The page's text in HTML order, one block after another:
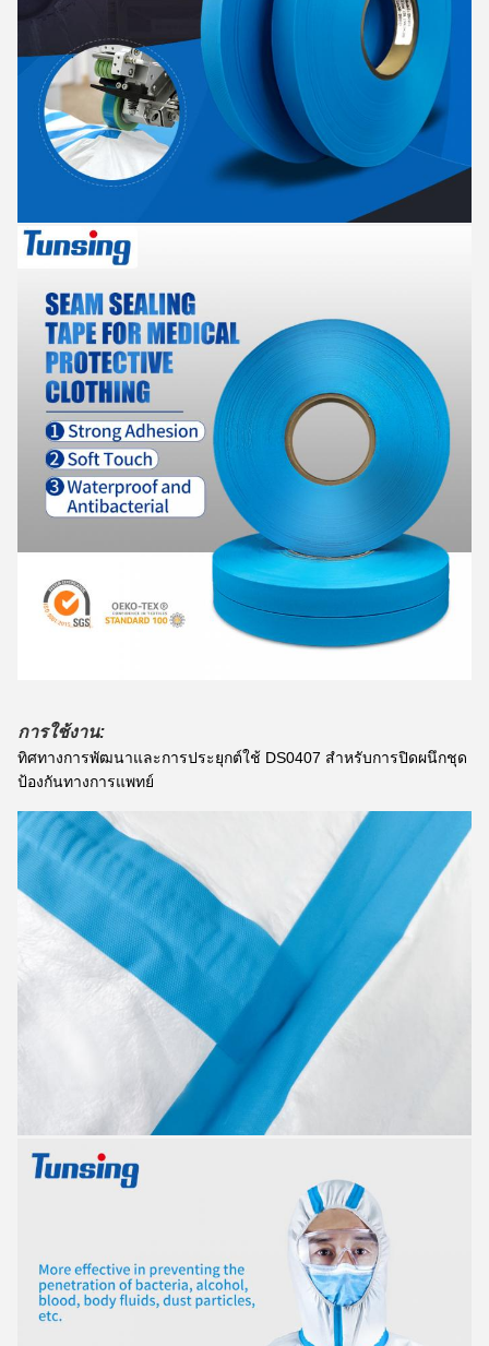
การใช้งาน:
ทิศทางการพัฒนาและการประยุกต์ใช้ DS0407 สำหรับการปิดผนึกชุด
ป้องกันทางการแพทย์